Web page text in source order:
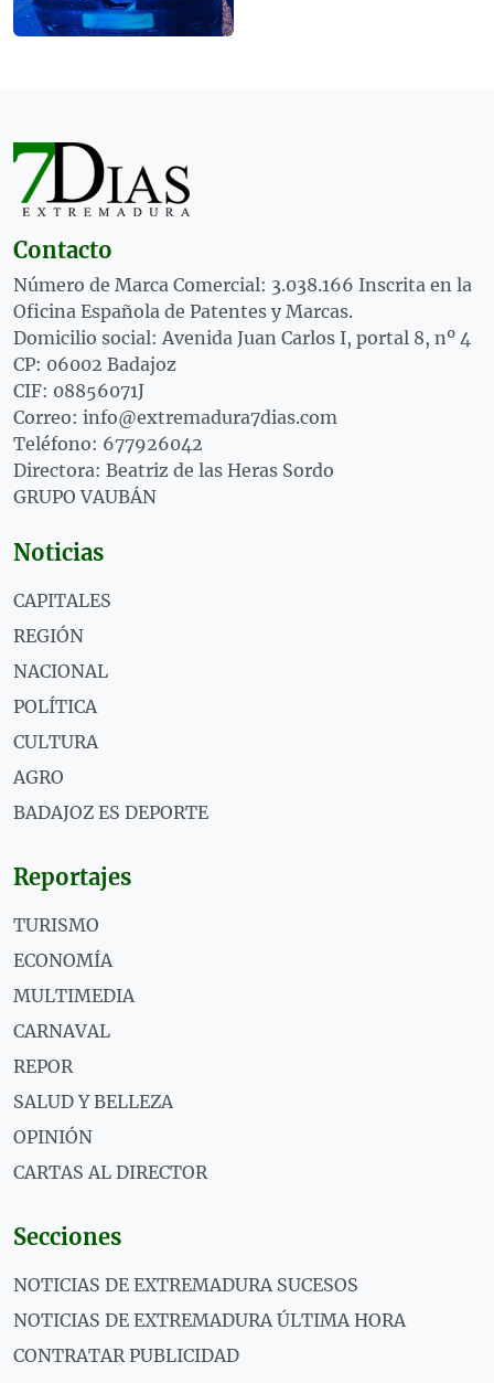
Contacto
Número de Marca Comercial: 3.038.166 Inscrita en la
Oficina Española de Patentes y Marcas.
Domicilio social: Avenida Juan Carlos I, portal 8, nº 4
CP: 06002 Badajoz
CIF: 08856071J
Correo: info@extremadura7dias.com
Teléfono: 677926042
Directora: Beatriz de las Heras Sordo
GRUPO VAUBÁN
Noticias
CAPITALES
REGIÓN
NACIONAL
POLÍTICA
CULTURA
AGRO
BADAJOZ ES DEPORTE
Reportajes
TURISMO
ECONOMÍA
MULTIMEDIA
CARNAVAL
REPOR
SALUD Y BELLEZA
OPINIÓN
CARTAS AL DIRECTOR
Secciones
NOTICIAS DE EXTREMADURA SUCESOS
NOTICIAS DE EXTREMADURA ÚLTIMA HORA
CONTRATAR PUBLICIDAD